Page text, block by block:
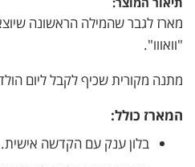
7. שדרוגים ותוספות
8. אבני וויסקי להקפאה בשק קטיפה
₪450.
₪399.
מארז לגבר שהמילה הראשונה
"וואווו".
מתנה מקורית שכיף לקבל ליום
המארז כולל:
בלון ענק עם הקדשה אישית.